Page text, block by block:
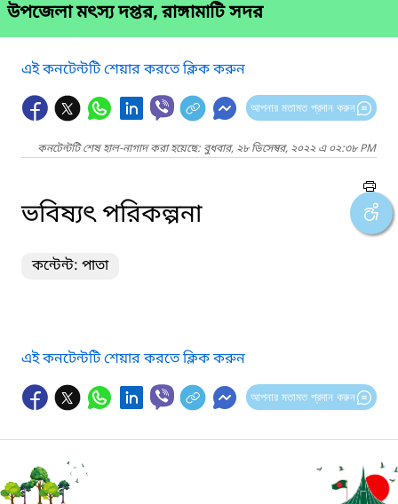
উপজেলা মৎস্য দপ্তর, রাঙ্গামাটি সদর
এই কনটেন্টটি শেয়ার করতে ক্লিক করুন
আপনার মতামত প্রদান করুন
কনটেন্টটি শেষ হাল-নাগাদ করা হয়েছে: বুধবার, ২৮ ডিসেম্বর, ২০২২ এ ০২:৩৮ PM
ভবিষ্যৎ পরিকল্পনা
কন্টেন্ট: পাতা
এই কনটেন্টটি শেয়ার করতে ক্লিক করুন
আপনার মতামত প্রদান করুন